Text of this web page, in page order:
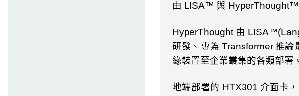
由 LISA™ 與 HyperThought™
HyperThought 由 LISA™
研發、專為 Transformer推論
緣裝置至企業叢集的各類部署
地端部署的 HTX301介面卡